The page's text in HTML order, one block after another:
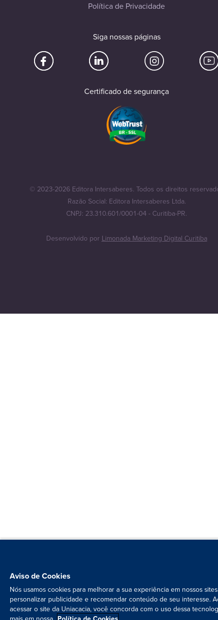
Política de Privacidade
Siga nossas páginas
Certificado de segurança
© 2023-2026 Editora Intersaberes. Todos os direitos
Razão Social: Editora Intersaberes Ltda.
CNPJ: 23.310.601/0001-04 - Curitiba-PR.
Desenvolvido porLimonada Marketing Digital Curitiba
Aviso de Cookies
Nós usamos cookies para melhorar a sua experiência em nossos
personalizar publicidade e recomendar conteúdo de seu interesse.
acessar o site da Uniacacia, você concorda com o uso dessa